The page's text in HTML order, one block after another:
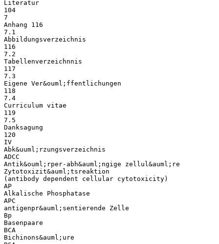
Literatur
104
7
Anhang 116
7.1
Abbildungsverzeichnis
116
7.2
Tabellenverzeichnnis
117
7.3
Eigene Ver&ouml;ffentlichungen
118
7.4
Curriculum vitae
119
7.5
Danksagung
120
IV
Abk&uuml;rzungsverzeichnis
ADCC
Antik&ouml;rper-abh&auml;ngige zellul&auml;re
Zytotoxizit&auml;tsreaktion
(antibody dependent cellular cytotoxicity)
AP
Alkalische Phosphatase
APC
antigenpr&auml;sentierende Zelle
Bp
Basenpaare
BCA
Bichinons&auml;ure